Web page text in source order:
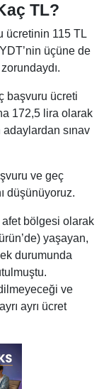
TL?
ücretinin 115 TL
üçüne de
başvuru ücreti
172,5 lira olarak
sınav
ve geç
düşünüyoruz.
afet bölgesi olarak
yaşayan,
durumunda
ve
ayrı ücret